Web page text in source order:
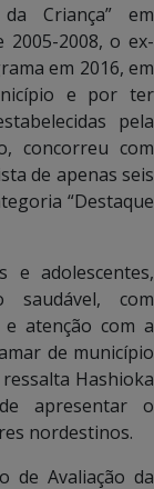
Criança” em
2005-2008, o ex-
em 2016, em
e por ter
pela
concorreu com
de apenas seis
“Destaque
e adolescentes,
saudável, com
e atenção com a
de município
Hashioka
apresentar o
nordestinos.
de Avaliação da